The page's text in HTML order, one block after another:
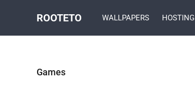
ROOTETO WALLPAPERS HOSTING
Games